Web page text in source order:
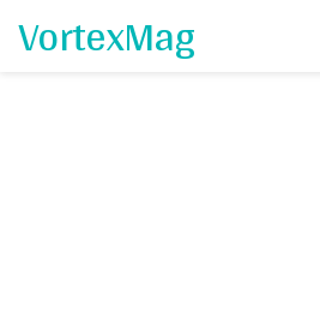
VortexMag